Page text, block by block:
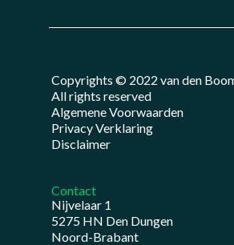
Copyrights © 2022 van den
All rights reserved
Algemene Voorwaarden
Privacy Verklaring
Disclaimer
Contact
Nijvelaar 1
5275 HN Den Dungen
Noord-Brabant